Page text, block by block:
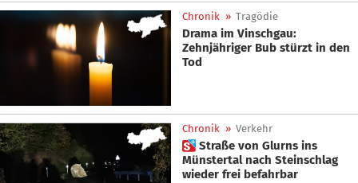
Chronik » Tragödie
Drama im Vinschgau:
Zehnjähriger Bub stürzt in den
Tod
Chronik » Verkehr
 Straße von Glurns ins
Münstertal nach Steinschlag
wieder frei befahrbar